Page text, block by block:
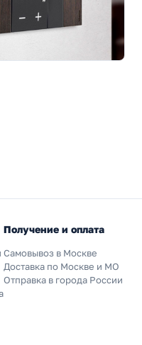
Получение и оплата
Самовывоз в Москве
Доставка по Москве и МО
Отправка в города России